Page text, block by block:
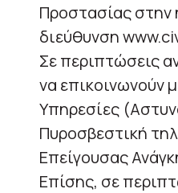
Προστασίας στην
διεύθυνση
Σε περιπτώσεις
να επικοινωνούν
Υπηρεσίες
Πυροσβεστική
Επείγουσας
Επίσης, σε